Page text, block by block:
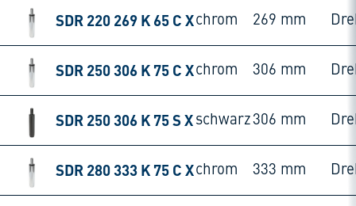
SDR 220 269 K 65 C Xchrom 269 mm
SDR 250 306 K 75 C Xchrom 306 mm
SDR 250 306 K 75 S X schwarz306 mm
SDR 280 333 K 75 C Xchrom 333 mm